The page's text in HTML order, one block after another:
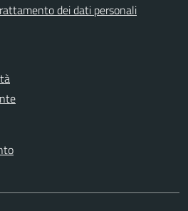
dei dati personali